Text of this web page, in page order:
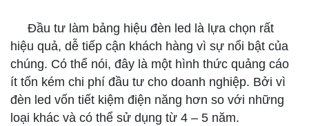
Đầu tư làm bảng hiệu đèn led là lựa chọn rất
hiệu quả, dễ tiếp cận khách hàng vì sự nổi bật của
chúng. Có thể nói, đây là một hình thức quảng cáo
ít tốn kém chi phí đầu tư cho doanh nghiệp. Bởi vì
đèn led vốn tiết kiệm điện năng hơn so với những
loại khác và có thể sử dụng từ 4 – 5 năm.